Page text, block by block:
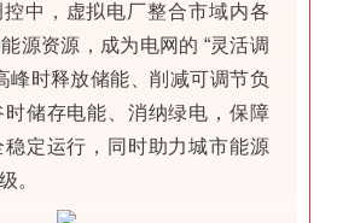
中，虚拟电厂整合市域内各
源资源，成为电网的 “灵活调
峰时释放储能、削减可调节负
储存电能、消纳绿电，保障
定运行，同时助力城市能源
。